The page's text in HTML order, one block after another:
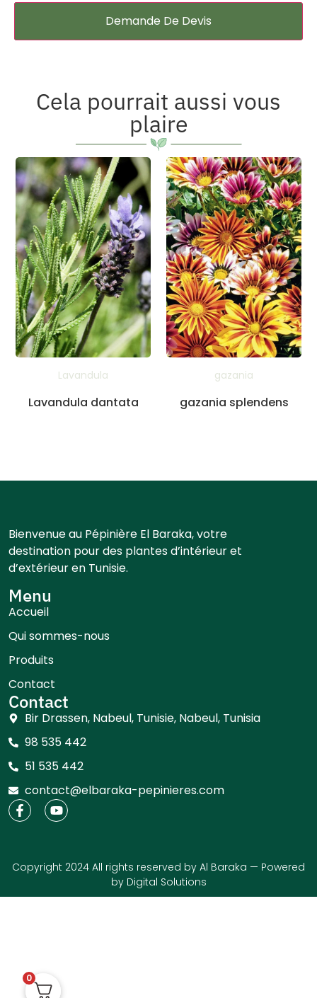
Demande De Devis
Cela pourrait aussi vous
plaire
Lavandula
Lavandula dantata
gazania
gazania splendens
Bienvenue au Pépinière El Baraka, votre
destination pour des plantes d’intérieur et
d’extérieur en Tunisie.
Menu
Accueil
Qui sommes-nous
Produits
Contact
Contact
Bir Drassen, Nabeul, Tunisie, Nabeul, Tunisia
98 535 442
51 535 442
contact@elbaraka-pepinieres.com
Copyright 2024 All rights reserved by Al Baraka — Powered
by Digital Solutions
0